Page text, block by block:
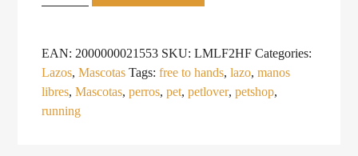
Fucsia
quantity
EAN: 2000000021553 SKU:LMLF2HF Categories:
Lazos,Mascotas Tags:free to hands,lazo,manos
libres,Mascotas,perros,pet,petlover,petshop,
running